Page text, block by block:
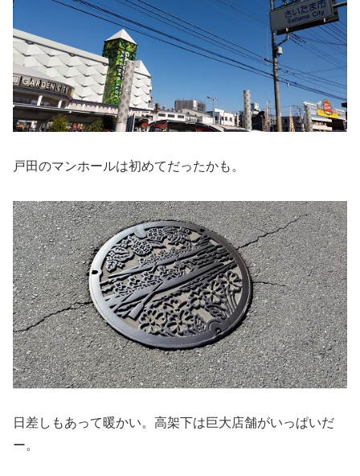
戸田のマンホールは初めてだったかも。
日差しもあって暖かい。高架下は巨大店舗がいっぱいだ
ー。